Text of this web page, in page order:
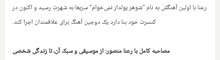
رعنا با اولین آهنگش به نام "شوهر پولدار نمی‌خوام" سریعا به شهرت رسید و اکنون در
کنسرت خود بنا دارد یک دوجین آهنگ برای علاقمندان اجرا کند.
مصاحبه کامل با رعنا منصور: از موسیقی و سبک آن، تا زندگی شخصی